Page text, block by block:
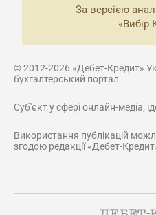
За версією
«Вибір
© 2012-2026 «Дебет-Кредит»
бухгалтерський портал.
Суб'єкт у сфері онлайн-медіа;
Використання публікацій
згодою редакції «Дебет-